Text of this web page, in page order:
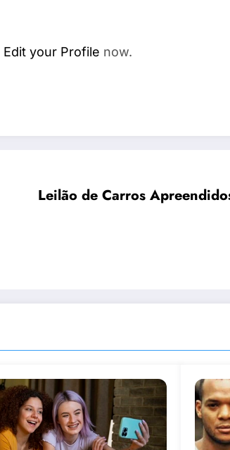
Edit your Profile now.
Leilão de Carros